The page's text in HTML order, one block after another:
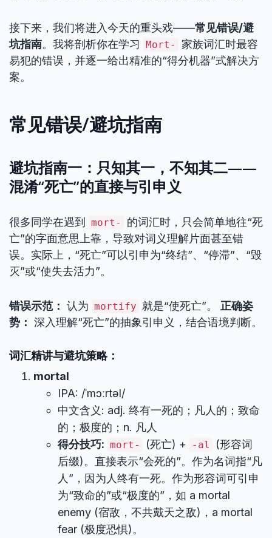
接下来，我们将进入今天的重头戏——常见错误/避
坑指南。我将剖析你在学习 Mort-
家族词汇时最容
易犯的错误，并逐一给出精准的“得分机器”式解决方
案。
常见错误/避坑指南
避坑指南一：只知其一，不知其二——
混淆“死亡”的直接与引申义
很多同学在遇到 mort-
的词汇时，只会简单地往“死
亡”的字面意思上靠，导致对词义理解片面甚至错
误。实际上，“死亡”可以引申为“终结”、“停滞”、“毁
灭”或“使失去活力”。
错误示范： 认为 mortify 就是“使死亡”。 正确姿
势： 深入理解“死亡”的抽象引申义，结合语境判断。
词汇精讲与避坑策略：
mortal
IPA: /ˈmɔːrtəl/
中文含义: adj. 终有一死的；凡人的；致命
的；极度的；n. 凡人
得分技巧: mort- (死亡) + -al
(形容词
后缀)。直接表示“会死的”。作为名词指“凡
人”，因为人终有一死。作为形容词可引申
为“致命的”或“极度的”，如 a mortal
enemy (宿敌，不共戴天之敌)，a mortal
fear (极度恐惧)。